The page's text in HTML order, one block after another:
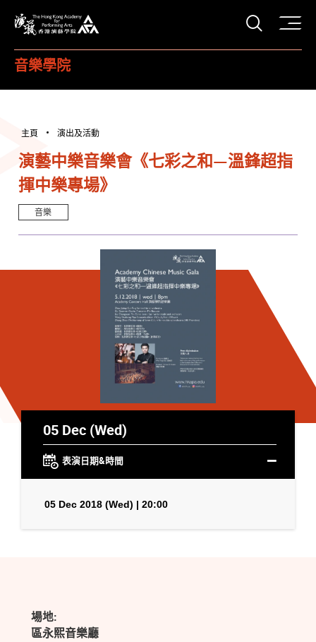
打開
音樂學院
主頁 演出及活動
演藝中樂音樂會《七彩之和—溫鋒超指
揮中樂專場》
音樂
05 Dec (Wed)
表演日期&時間
05 Dec 2018 (Wed) | 20:00
場地:
區永熙音樂廳